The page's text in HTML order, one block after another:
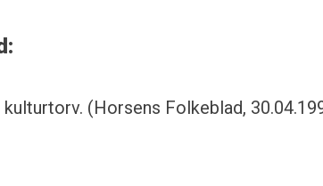
(Horsens Folkeblad,